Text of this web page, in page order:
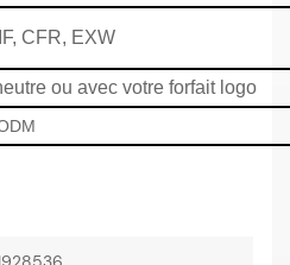
CFR, EXW
ou avec votre forfait logo